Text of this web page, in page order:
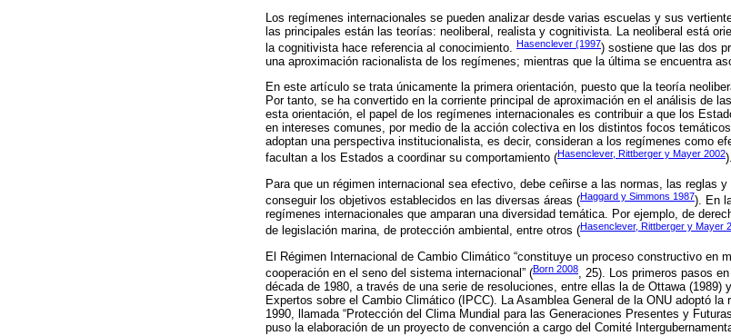
Los regímenes internacionales se pueden analizar desde varias escuelas y sus
las principales están las teorías: neoliberal, realista y cognitivista. La neoliberal está
la cognitivista hace referencia al conocimiento. Hasenclever (1997) sostiene que las dos
una aproximación racionalista de los regímenes; mientras que la última se encuentra
En este artículo se trata únicamente la primera orientación, puesto que la teoría
Por tanto, se ha convertido en la corriente principal de aproximación en el análisis de
esta orientación, el papel de los regímenes internacionales es contribuir a que los
en intereses comunes, por medio de la acción colectiva en los distintos focos
adoptan una perspectiva institucionalista, es decir, consideran a los regímenes como
facultan a los Estados a coordinar su comportamiento (Hasenclever, Rittberger y Mayer 2002).
Para que un régimen internacional sea efectivo, debe ceñirse a las normas, las reglas
conseguir los objetivos establecidos en las diversas áreas (Haggard y Simmons 1987). En
regímenes internacionales que amparan una diversidad temática. Por ejemplo, de
de legislación marina, de protección ambiental, entre otros (Hasenclever, Rittberger y Mayer
El Régimen Internacional de Cambio Climático “constituye un proceso constructivo en
cooperación en el seno del sistema internacional” (Born 2008, 25). Los primeros pasos
década de 1980, a través de una serie de resoluciones, entre ellas la de Ottawa (1989)
Expertos sobre el Cambio Climático (IPCC). La Asamblea General de la ONU adoptó
1990, llamada “Protección del Clima Mundial para las Generaciones Presentes y
puso la elaboración de un proyecto de convención a cargo del Comité